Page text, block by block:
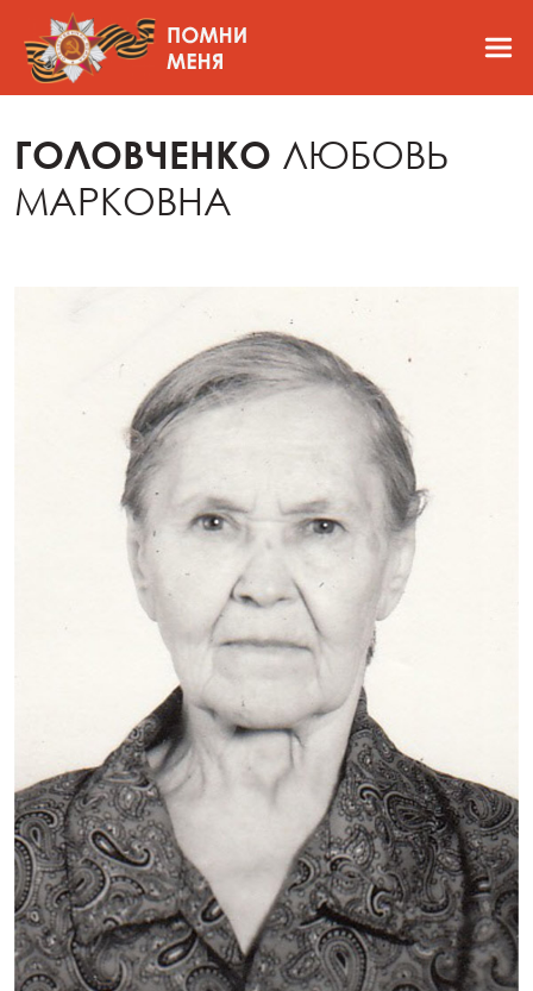
ГОЛОВЧЕНКО ЛЮБОВЬ
МАРКОВНА